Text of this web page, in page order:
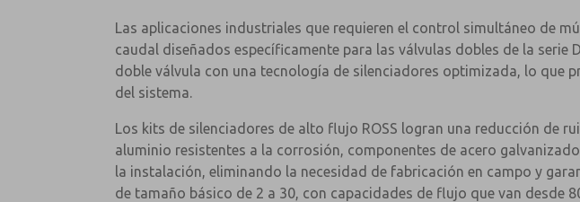
Las aplicaciones industriales que requieren el control simultáneo de
caudal diseñados específicamente para las válvulas dobles de la
doble válvula con una tecnología de silenciadores optimizada, lo que
del sistema.
Los kits de silenciadores de alto flujo ROSS logran una reducción de
aluminio resistentes a la corrosión, componentes de acero
la instalación, eliminando la necesidad de fabricación en campo y
de tamaño básico de 2 a 30, con capacidades de flujo que van desde